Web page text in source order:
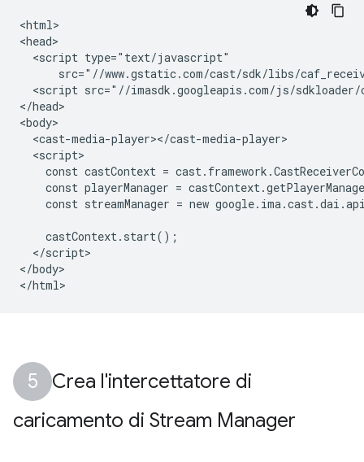
<html>
<head>
  <script type="text/javascript"
src="//www.gstatic.com/cast/sdk/libs/
<script src="//imasdk.googleapis.com/js/
</head>
<body>
  <cast-media-player></cast-media-player>
  <script>
const castContext =
const playerManager =
const streamManager = new
    castContext.start();
  </script>
</body>
Crea l'intercettatore di
caricamento di Stream Manager